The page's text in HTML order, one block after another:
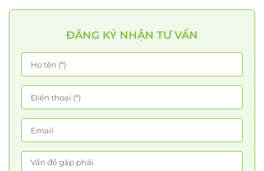
ĐĂNG KÝ NHẬN TƯ VẤN